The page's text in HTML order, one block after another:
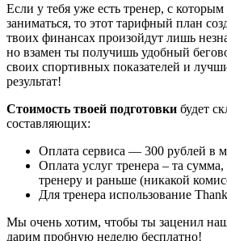
Если у тебя уже есть тренер, с
заниматься, то этот тарифный план
твоих финансах произойдут лишь
но взамен ты получишь удобный
своих спортивных показателей и
результат!
Стоимость твоей подготовки будет
составляющих:
Оплата сервиса — 300 рублей в
Оплата услуг тренера – та
тренеру и раньше (никакой
Для тренера использование
Мы очень хотим, чтобы ты заценил
дарим пробную неделю бесплатно!